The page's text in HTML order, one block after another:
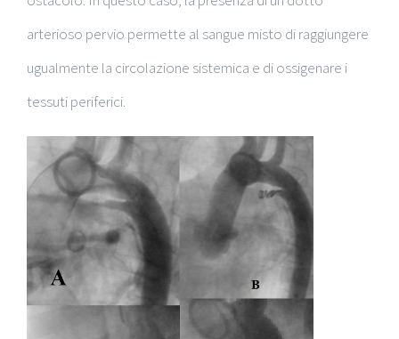
arterioso pervio permette al sangue misto di raggiungere
ugualmente la circolazione sistemica e di ossigenare i
tessuti periferici.